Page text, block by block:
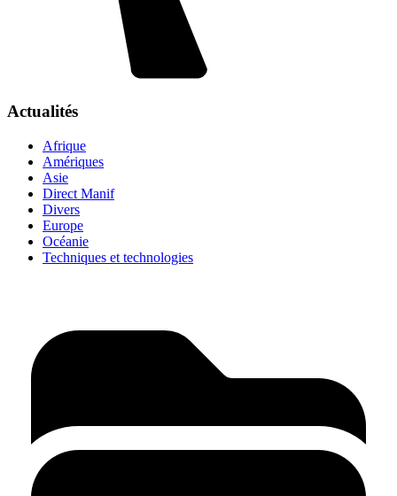
Actualités
Afrique
Amériques
Asie
Direct Manif
Divers
Europe
Océanie
Techniques et technologies